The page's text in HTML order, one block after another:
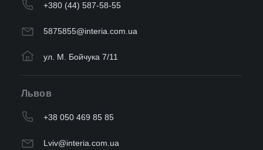
+380 (44) 587-58-55
5875855@interia.com.ua
ул. М. Бойчука 7/11
Львов
+38 050 469 85 85
Lviv@interia.com.ua